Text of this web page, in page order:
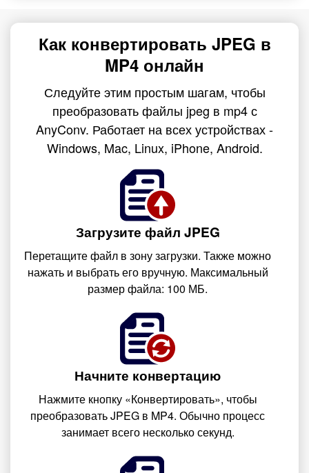
Как конвертировать JPEG в
MP4 онлайн
Следуйте этим простым шагам, чтобы
преобразовать файлы jpeg в mp4 с
AnyConv. Работает на всех устройствах -
Windows, Mac, Linux, iPhone, Android.
Загрузите файл JPEG
Перетащите файл в зону загрузки. Также можно
нажать и выбрать его вручную. Максимальный
размер файла: 100 МБ.
Начните конвертацию
Нажмите кнопку «Конвертировать», чтобы
преобразовать JPEG в MP4. Обычно процесс
занимает всего несколько секунд.